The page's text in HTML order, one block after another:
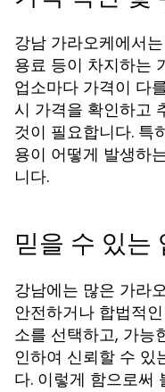
강남 가라오케에서
용료 등이 차지하는
업소마다 가격이 다
시 가격을 확인하고
것이 필요합니다. 특
용이 어떻게 발생하
니다.
믿을 수 있는
강남에는 많은 가라
안전하거나 합법적
소를 선택하고, 가능
인하여 신뢰할 수 있
다. 이렇게 함으로써